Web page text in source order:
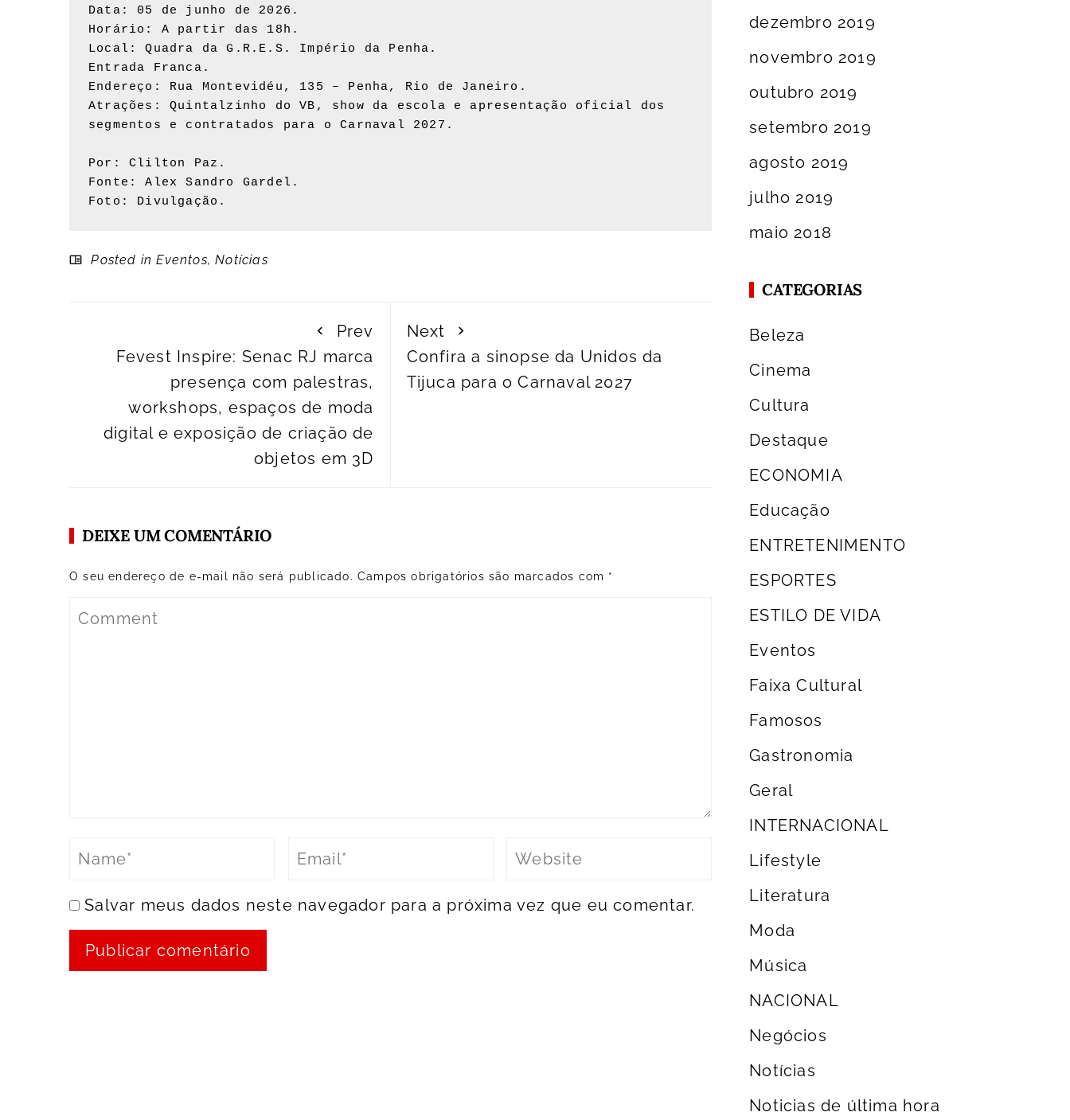
Data: 05 de junho de 2026.
Horário: A partir das 18h.
Local: Quadra da G.R.E.S. Império da Penha.
Entrada Franca.
Endereço: Rua Montevidéu, 135 – Penha, Rio de Janeiro.
Atrações: Quintalzinho do VB, show da escola e apresentação oficial dos
segmentos e contratados para o Carnaval 2027.
Por: Clilton Paz.
Fonte: Alex Sandro Gardel.
Foto: Divulgação.
Posted inEventos,Notícias
Prev
Fevest Inspire: Senac RJ marca
presença com palestras,
workshops, espaços de moda
digital e exposição de criação de
objetos em 3D
Next
Confira a sinopse da Unidos da
Tijuca para o Carnaval 2027
DEIXE UM COMENTÁRIO
O seu endereço de e-mail não será publicado. Campos obrigatórios são marcados com *
Salvar meus dados neste navegador para a próxima vez que eu comentar.
dezembro 2019
novembro 2019
outubro 2019
setembro 2019
agosto 2019
julho 2019
maio 2018
CATEGORIAS
Beleza
Cinema
Cultura
Destaque
ECONOMIA
Educação
ENTRETENIMENTO
ESPORTES
ESTILO DE VIDA
Eventos
Faixa Cultural
Famosos
Gastronomia
Geral
INTERNACIONAL
Lifestyle
Literatura
Moda
Música
NACIONAL
Negócios
Notícias
Noticias de última hora